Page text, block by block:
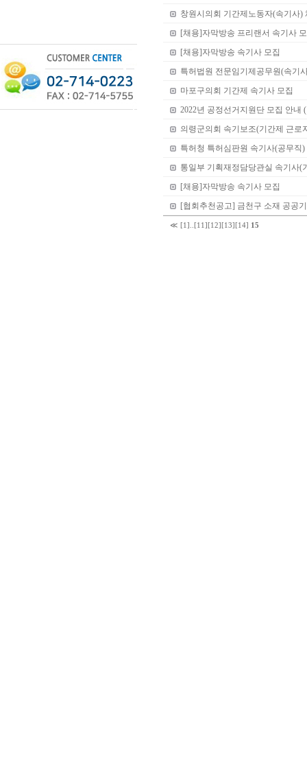
창원시의회 기간제노동자(속기사)
[채용]자막방송 프리랜서 속기사
[채용]자막방송 속기사 모집
특허법원 전문임기제공무원(속기
마포구의회 기간제 속기사 모집
2022년 공정선거지원단 모집 안내
의령군의회 속기보조(기간제 근로
특허청 특허심판원 속기사(공무직
통일부 기획재정담당관실 속기사(
[채용]자막방송 속기사 모집
[협회추천공고] 금천구 소재 공공
≪ [1] [11] [12] [13] [14] 15